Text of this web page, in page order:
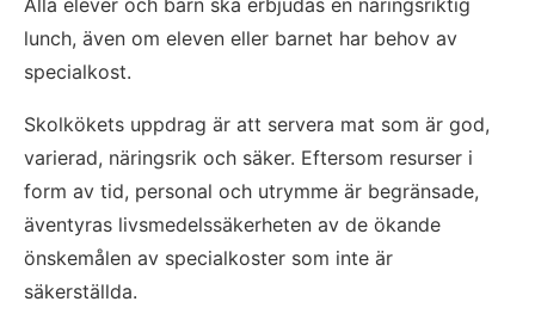
Alla elever och barn ska erbjudas en näringsriktig
lunch, även om eleven eller barnet har behov av
specialkost.
Skolkökets uppdrag är att servera mat som är god,
varierad, näringsrik och säker. Eftersom resurser i
form av tid, personal och utrymme är begränsade,
äventyras livsmedelssäkerheten av de ökande
önskemålen av specialkoster som inte är
säkerställda.